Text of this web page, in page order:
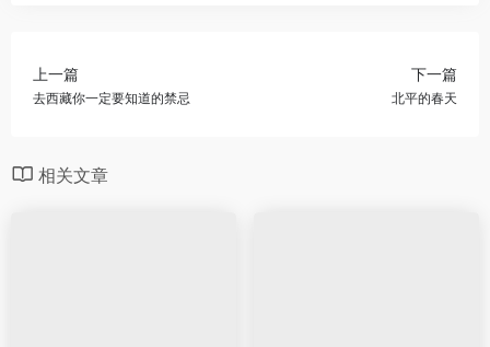
上一篇
去西藏你一定要知道的禁忌
下一篇
北平的春天
相关文章